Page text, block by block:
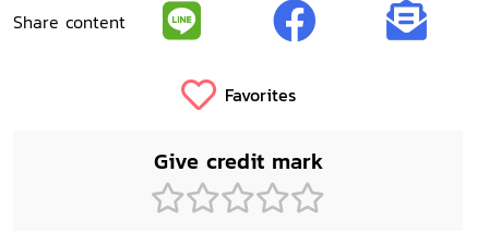
Share content
Favorites
Give credit mark